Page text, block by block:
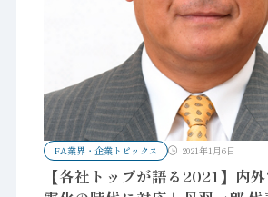
FA業界・企業トピックス 2021年1月6日
【各社トップが語る2021】内